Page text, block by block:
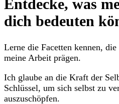
Entdecke, was
dich bedeuten
Lerne die Facetten kennen,
meine Arbeit prägen.
Ich glaube an die Kraft der
Schlüssel, um sich selbst zu
auszuschöpfen.